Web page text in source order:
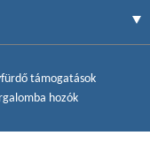
támogatások
hozók